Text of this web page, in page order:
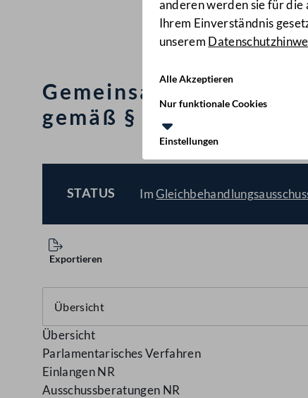
anderen werden sie für
Ihrem Einverständnis
unserem
Alle Akzeptieren
Nur funktionale Cookies
Einstellungen
Gemeinsamer Bericht
gemäß § 24 GBK/
STATUS
Im
Exportieren
Übersicht
Parlamentarisches Verfahren
Einlangen NR
Ausschussberatungen NR